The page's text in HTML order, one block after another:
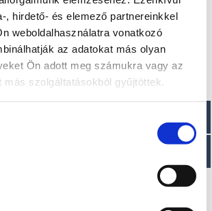
, hirdető- és elemező partnereinkkel
weboldalhasználatra vonatkozó
az adatokat más olyan
Ön adott meg számukra vagy az
más szolgáltatásokból gyűjtöttek.
cm
250 cm